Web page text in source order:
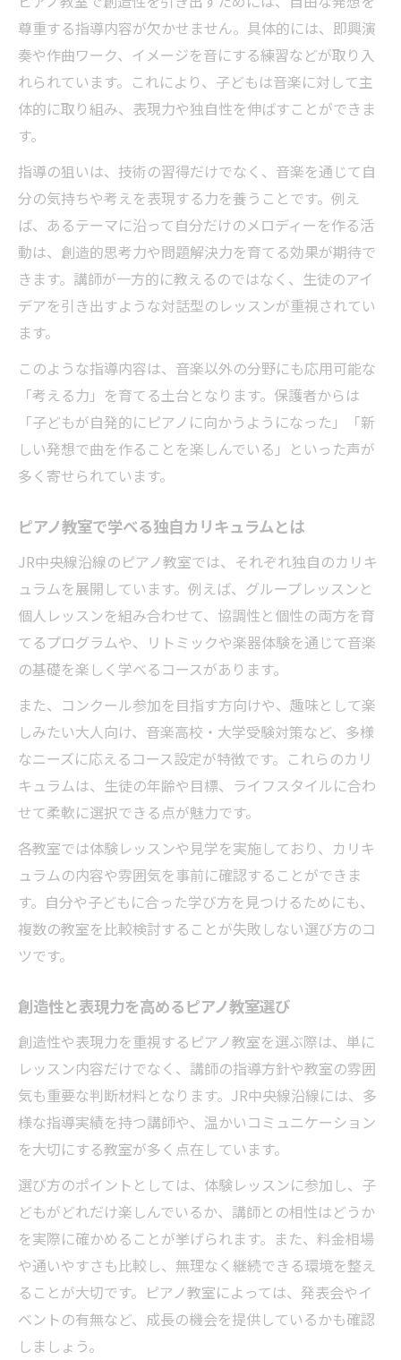
尊重する指導内容が欠かせません。具体的には、即興演
奏や作曲ワーク、イメージを音にする練習などが取り入
れられています。これにより、子どもは音楽に対して主
体的に取り組み、表現力や独自性を伸ばすことができま
す。
指導の狙いは、技術の習得だけでなく、音楽を通じて自
分の気持ちや考えを表現する力を養うことです。例え
ば、あるテーマに沿って自分だけのメロディーを作る活
動は、創造的思考力や問題解決力を育てる効果が期待で
きます。講師が一方的に教えるのではなく、生徒のアイ
デアを引き出すような対話型のレッスンが重視されてい
ます。
このような指導内容は、音楽以外の分野にも応用可能な
「考える力」を育てる土台となります。保護者からは
「子どもが自発的にピアノに向かうようになった」「新
しい発想で曲を作ることを楽しんでいる」といった声が
多く寄せられています。
ピアノ教室で学べる独自カリキュラムとは
JR中央線沿線のピアノ教室では、それぞれ独自のカリキ
ュラムを展開しています。例えば、グループレッスンと
個人レッスンを組み合わせて、協調性と個性の両方を育
てるプログラムや、リトミックや楽器体験を通じて音楽
の基礎を楽しく学べるコースがあります。
また、コンクール参加を目指す方向けや、趣味として楽
しみたい大人向け、音楽高校・大学受験対策など、多様
なニーズに応えるコース設定が特徴です。これらのカリ
キュラムは、生徒の年齢や目標、ライフスタイルに合わ
せて柔軟に選択できる点が魅力です。
各教室では体験レッスンや見学を実施しており、カリキ
ュラムの内容や雰囲気を事前に確認することができま
す。自分や子どもに合った学び方を見つけるためにも、
複数の教室を比較検討することが失敗しない選び方のコ
ツです。
創造性と表現力を高めるピアノ教室選び
創造性や表現力を重視するピアノ教室を選ぶ際は、単に
レッスン内容だけでなく、講師の指導方針や教室の雰囲
気も重要な判断材料となります。JR中央線沿線には、多
様な指導実績を持つ講師や、温かいコミュニケーション
を大切にする教室が多く点在しています。
選び方のポイントとしては、体験レッスンに参加し、子
どもがどれだけ楽しんでいるか、講師との相性はどうか
を実際に確かめることが挙げられます。また、料金相場
や通いやすさも比較し、無理なく継続できる環境を整え
ることが大切です。ピアノ教室によっては、発表会やイ
ベントの有無など、成長の機会を提供しているかも確認
しましょう。